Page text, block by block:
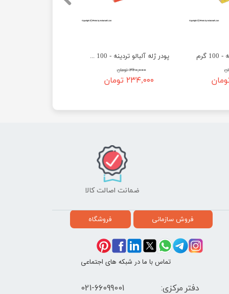
پودر ژله آلبالو تردینه - 100 گرم
۳۶۰,۰۰۰ تومان
۲۳۴,۰۰۰ تومان
ضمانت اصالت کالا
فروش سازمانی فروشگاه
دفتر مرکزی: 66099001-021
تماس با ما در شبکه های اجتماعی